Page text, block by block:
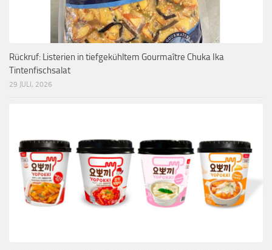
Rückruf: Listerien in tiefgekühltem Gourmaître Chuka Ika
Tintenfischsalat
29 JULI, 2026